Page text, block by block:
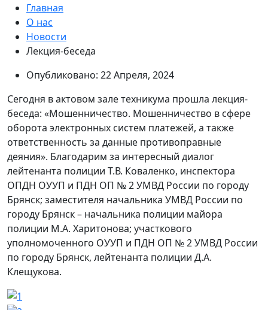
Главная
О нас
Новости
Лекция-беседа
Опубликовано: 22 Апреля, 2024
Сегодня в актовом зале техникума прошла лекция-
беседа: «Мошенничество. Мошенничество в сфере
оборота электронных систем платежей, а также
ответственность за данные противоправные
деяния». Благодарим за интересный диалог
лейтенанта полиции Т.В. Коваленко, инспектора
ОПДН ОУУП и ПДН ОП № 2 УМВД России по городу
Брянск; заместителя начальника УМВД России по
городу Брянск – начальника полиции майора
полиции М.А. Харитонова; участкового
уполномоченного ОУУП и ПДН ОП № 2 УМВД России
по городу Брянск, лейтенанта полиции Д.А.
Клещукова.